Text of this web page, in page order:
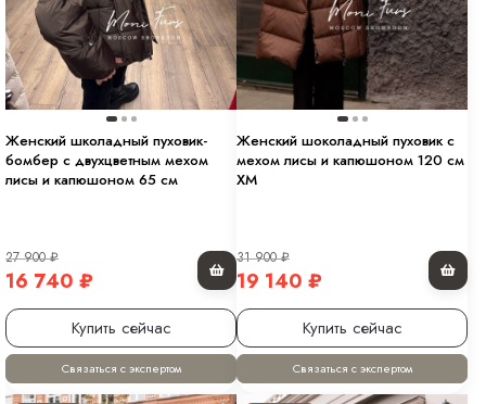
Женский школадный пуховик-
бомбер с двухцветным мехом
лисы и капюшоном 65 см
27 900₽
16 740 ₽
Купить сейчас
Связаться с экспертом
Женский шоколадный пуховик с
мехом лисы и капюшоном 120 см
XM
31 900₽
19 140 ₽
Купить сейчас
Связаться с экспертом